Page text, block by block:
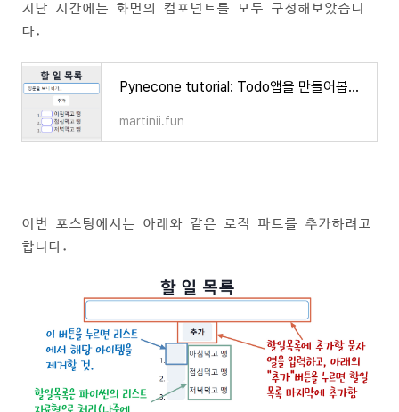
지난 시간에는 화면의 컴포넌트를 모두 구성해보았습니
다.
Pynecone tutorial: Todo앱을 만들어봅시다.
martinii.fun
이번 포스팅에서는 아래와 같은 로직 파트를 추가하려고
합니다.